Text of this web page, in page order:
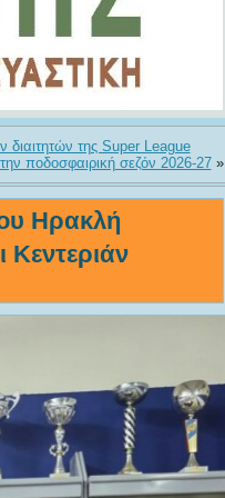
της Super League
ποδοσφαιρική σεζόν 2026-27»
Ηρακλή
Κεντεριάν